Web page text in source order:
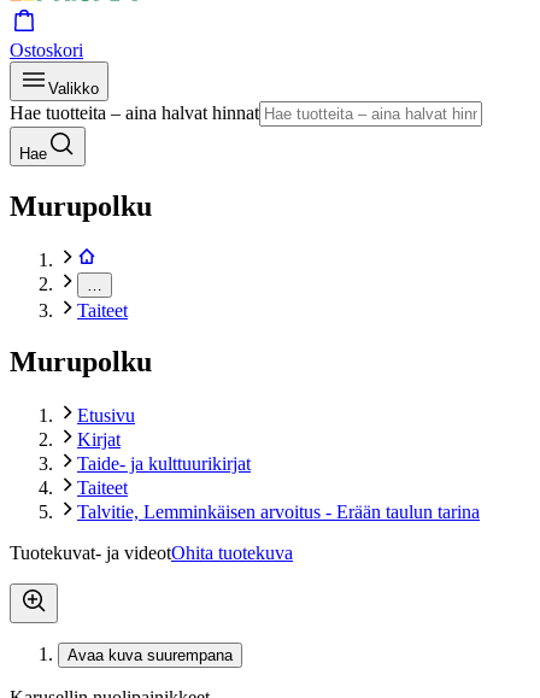
Ostoskori
Valikko
Hae tuotteita – aina halvat hinnat
Hae
Murupolku
Taiteet
Murupolku
Etusivu
Kirjat
Taide- ja kulttuurikirjat
Taiteet
Talvitie, Lemminkäisen arvoitus - Erään taulun tarina
Tuotekuvat- ja videotOhita tuotekuva
Avaa kuva suurempana